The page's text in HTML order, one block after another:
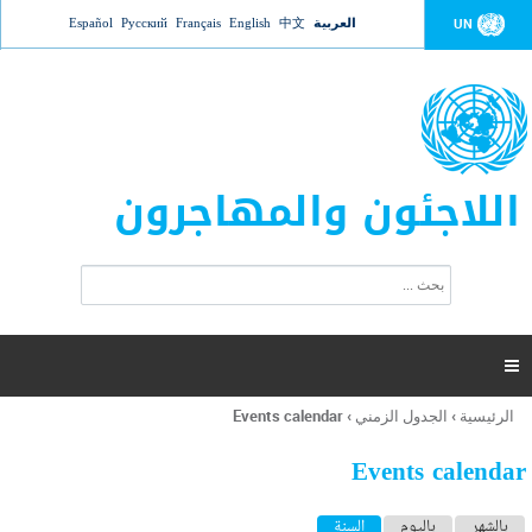
Jump to navigation UN العربية 中文
English
Français
Русский
Español
اللاجئون والمهاجرون
ت
ر
ل
ح
ب

أنت
هنا
الرئيسية › الجدول الزمني ›
Events calendar
Events calendar